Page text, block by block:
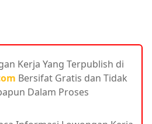
Kerja Yang Terpublish di
Bersifat Gratis dan Tidak
Dalam Proses